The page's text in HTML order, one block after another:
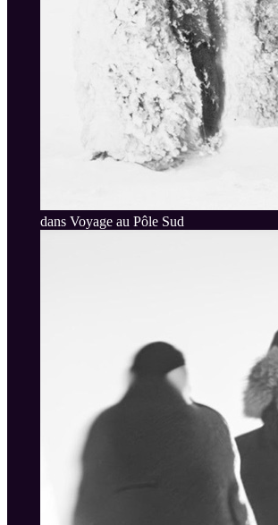
dans Voyage au Pôle Sud